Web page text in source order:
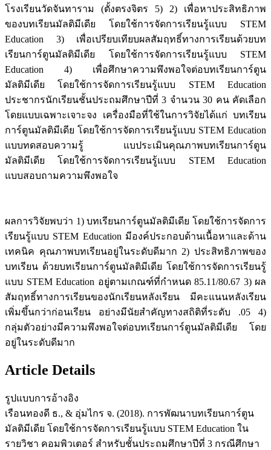
โรงเรียนวัดจันทาราม (ตั้งตรงจิตร 5) 2) เพื่อหาประสิทธิภาพ
ของบทเรียนมัลติมีเดีย โดยใช้การจัดการเรียนรู้แบบ STEM
Education 3) เพื่อเปรียบเทียบผลสัมฤทธิ์ทางการเรียนด้วยบท
เรียนการ์ตูนมัลติมีเดีย โดยใช้การจัดการเรียนรู้แบบ STEM
Education 4) เพื่อศึกษาความพึงพอใจต่อบทเรียนการ์ตูน
มัลติมีเดีย โดยใช้การจัดการเรียนรู้แบบ STEM Education
ประชากรนักเรียนชั้นประถมศึกษาปีที่ 3 จำนวน 30 คน คัดเลือก
โดยแบบเฉพาะเจาะจง เครื่องมือที่ใช้ในการวิจัยได้แก่ บทเรียน
การ์ตูนมัลติมีเดีย โดยใช้การจัดการเรียนรู้แบบ STEM Education
แบบทดสอบความรู้ แบประเมินคุณภาพบทเรียนการ์ตูน
มัลติมีเดีย โดยใช้การจัดการเรียนรู้แบบ STEM Education
แบบสอบถามความพึงพอใจ
ผลการวิจัยพบว่า 1) บทเรียนการ์ตูนมัลติมีเดีย โดยใช้การจัดการ
เรียนรู้แบบ STEM Education มีองค์ประกอบด้านเนื้อหาและด้าน
เทคนิค คุณภาพบทเรียนอยู่ในระดับดีมาก 2) ประสิทธิภาพของ
บทเรียน ด้วยบทเรียนการ์ตูนมัลติมีเดีย โดยใช้การจัดการเรียนรู้
แบบ STEM Education อยู่ตามเกณฑ์ที่กำหนด 85.11/80.67 3) ผล
สัมฤทธิ์ทางการเรียนของนักเรียนหลังเรียน มีคะแนนหลังเรียน
เพิ่มขึ้นกว่าก่อนเรียน อย่างมีนัยสำคัญทางสถิติที่ระดับ .05 4)
กลุ่มตัวอย่างมีความพึงพอใจต่อบทเรียนการ์ตูนมัลติมีเดีย โดย
อยู่ในระดับดีมาก
Article Details
รูปแบบการอ้างอิง
เรือนทองดี ธ., & อุ่มไกร จ. (2018). การพัฒนาบทเรียนการ์ตูน
มัลติมีเดีย โดยใช้การจัดการเรียนรู้แบบ STEM Education ใน
รายวิชา คอมพิวเตอร์ สำหรับชั้นประถมศึกษาปีที่ 3 กรณีศึกษา